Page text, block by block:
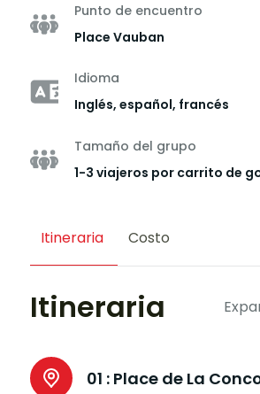
Punto de encuentro
Place Vauban
Idioma
Inglés, español, francés
Tamaño del grupo
1-3 viajeros por carrito de
Itineraria Costo
Itineraria
01 : Place de La